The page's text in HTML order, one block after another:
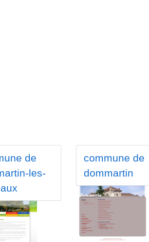
de
les-
commune de
dommartin